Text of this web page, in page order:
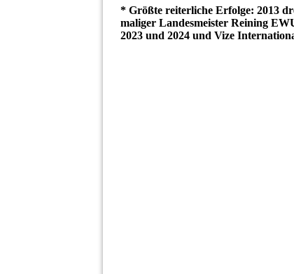
* Größte reiterliche Erfolge: 2013
maliger Landesmeister Reining
2023 und 2024 und Vize